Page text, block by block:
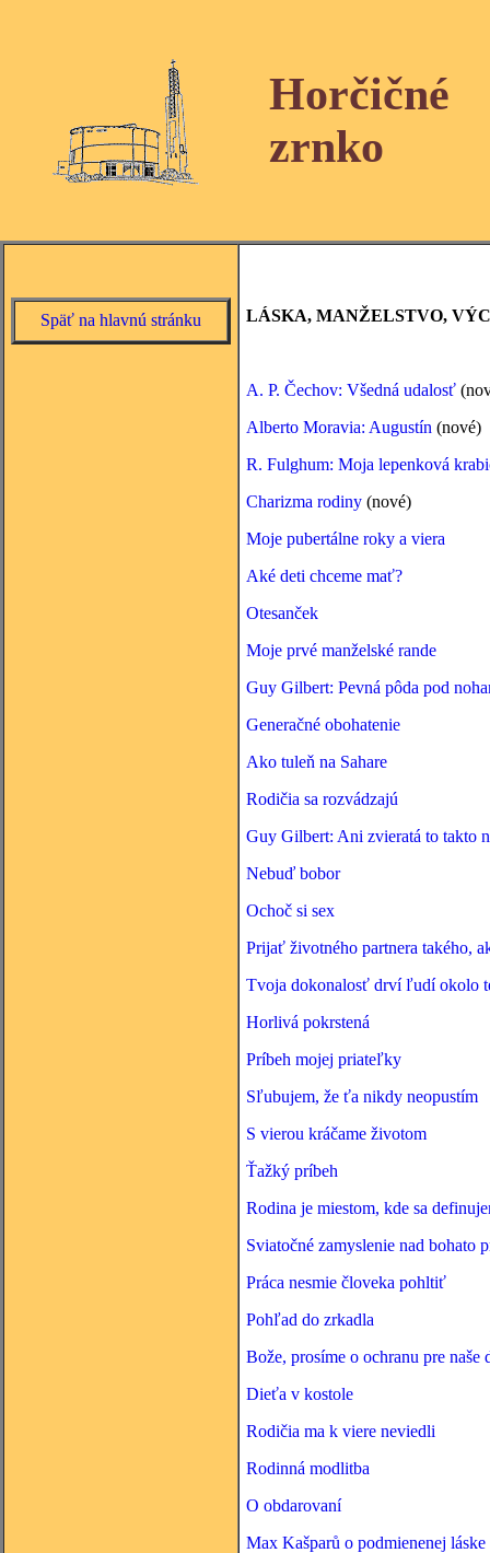
Horčičné
zrnko
Späť na hlavnú stránku LÁSKA, MANŽELSTVO,
A. P. Čechov: Všedná udalosť
Alberto Moravia: Augustín (nové)
R. Fulghum: Moja lepenková
Charizma rodiny (nové)
Moje pubertálne roky a viera
Aké deti chceme mať?
Otesanček
Moje prvé manželské rande
Guy Gilbert: Pevná pôda pod
Generačné obohatenie
Ako tuleň na Sahare
Rodičia sa rozvádzajú
Guy Gilbert: Ani zvieratá to takto
Nebuď bobor
Ochoč si sex
Prijať životného partnera takého,
Tvoja dokonalosť drví ľudí okolo
Horlivá pokrstená
Príbeh mojej priateľky
Sľubujem, že ťa nikdy neopustím
S vierou kráčame životom
Ťažký príbeh
Rodina je miestom, kde sa
Sviatočné zamyslenie nad bohato
Práca nesmie človeka pohltiť
Pohľad do zrkadla
Bože, prosíme o ochranu pre naše
Dieťa v kostole
Rodičia ma k viere neviedli
Rodinná modlitba
O obdarovaní
Max Kašparů o podmienenej láske